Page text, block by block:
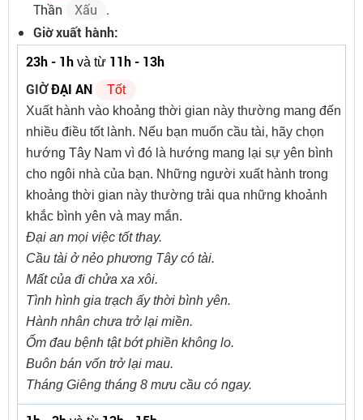
Thần
Xấu
.
Giờ xuất hành:
23h - 1h và từ 11h - 13h
GIỜĐẠI AN
Tốt
Xuất hành vào khoảng thời gian này thường mang đến
nhiều điều tốt lành. Nếu bạn muốn cầu tài, hãy chọn
hướng Tây Nam vì đó là hướng mang lại sự yên bình
cho ngôi nhà của bạn. Những người xuất hành trong
khoảng thời gian này thường trải qua những khoảnh
khắc bình yên và may mắn.
Đại an mọi việc tốt thay.
Cầu tài ở nẻo phương Tây có tài.
Mất của đi chửa xa xôi.
Tình hình gia trạch ấy thời bình yên.
Hành nhân chưa trở lại miền.
Ốm đau bệnh tật bớt phiền không lo.
Buôn bán vốn trở lại mau.
Tháng Giêng tháng 8 mưu cầu có ngay.